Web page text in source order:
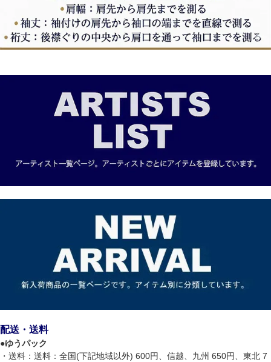
配送・送料
●ゆうパック
・送料：送料：全国(下記地域以外) 600円、信越、九州 650円、東北 7